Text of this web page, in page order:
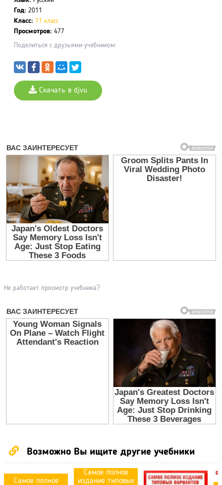
Год: 2011
Класс: 11 класс
Просмотров: 477
Поделиться с друзьями учебником:
Скачать в djvu
Не работает просмотр учебника?
Возможно Вы ищите другие учебники
Самое полное
Самое полное
издание типовых